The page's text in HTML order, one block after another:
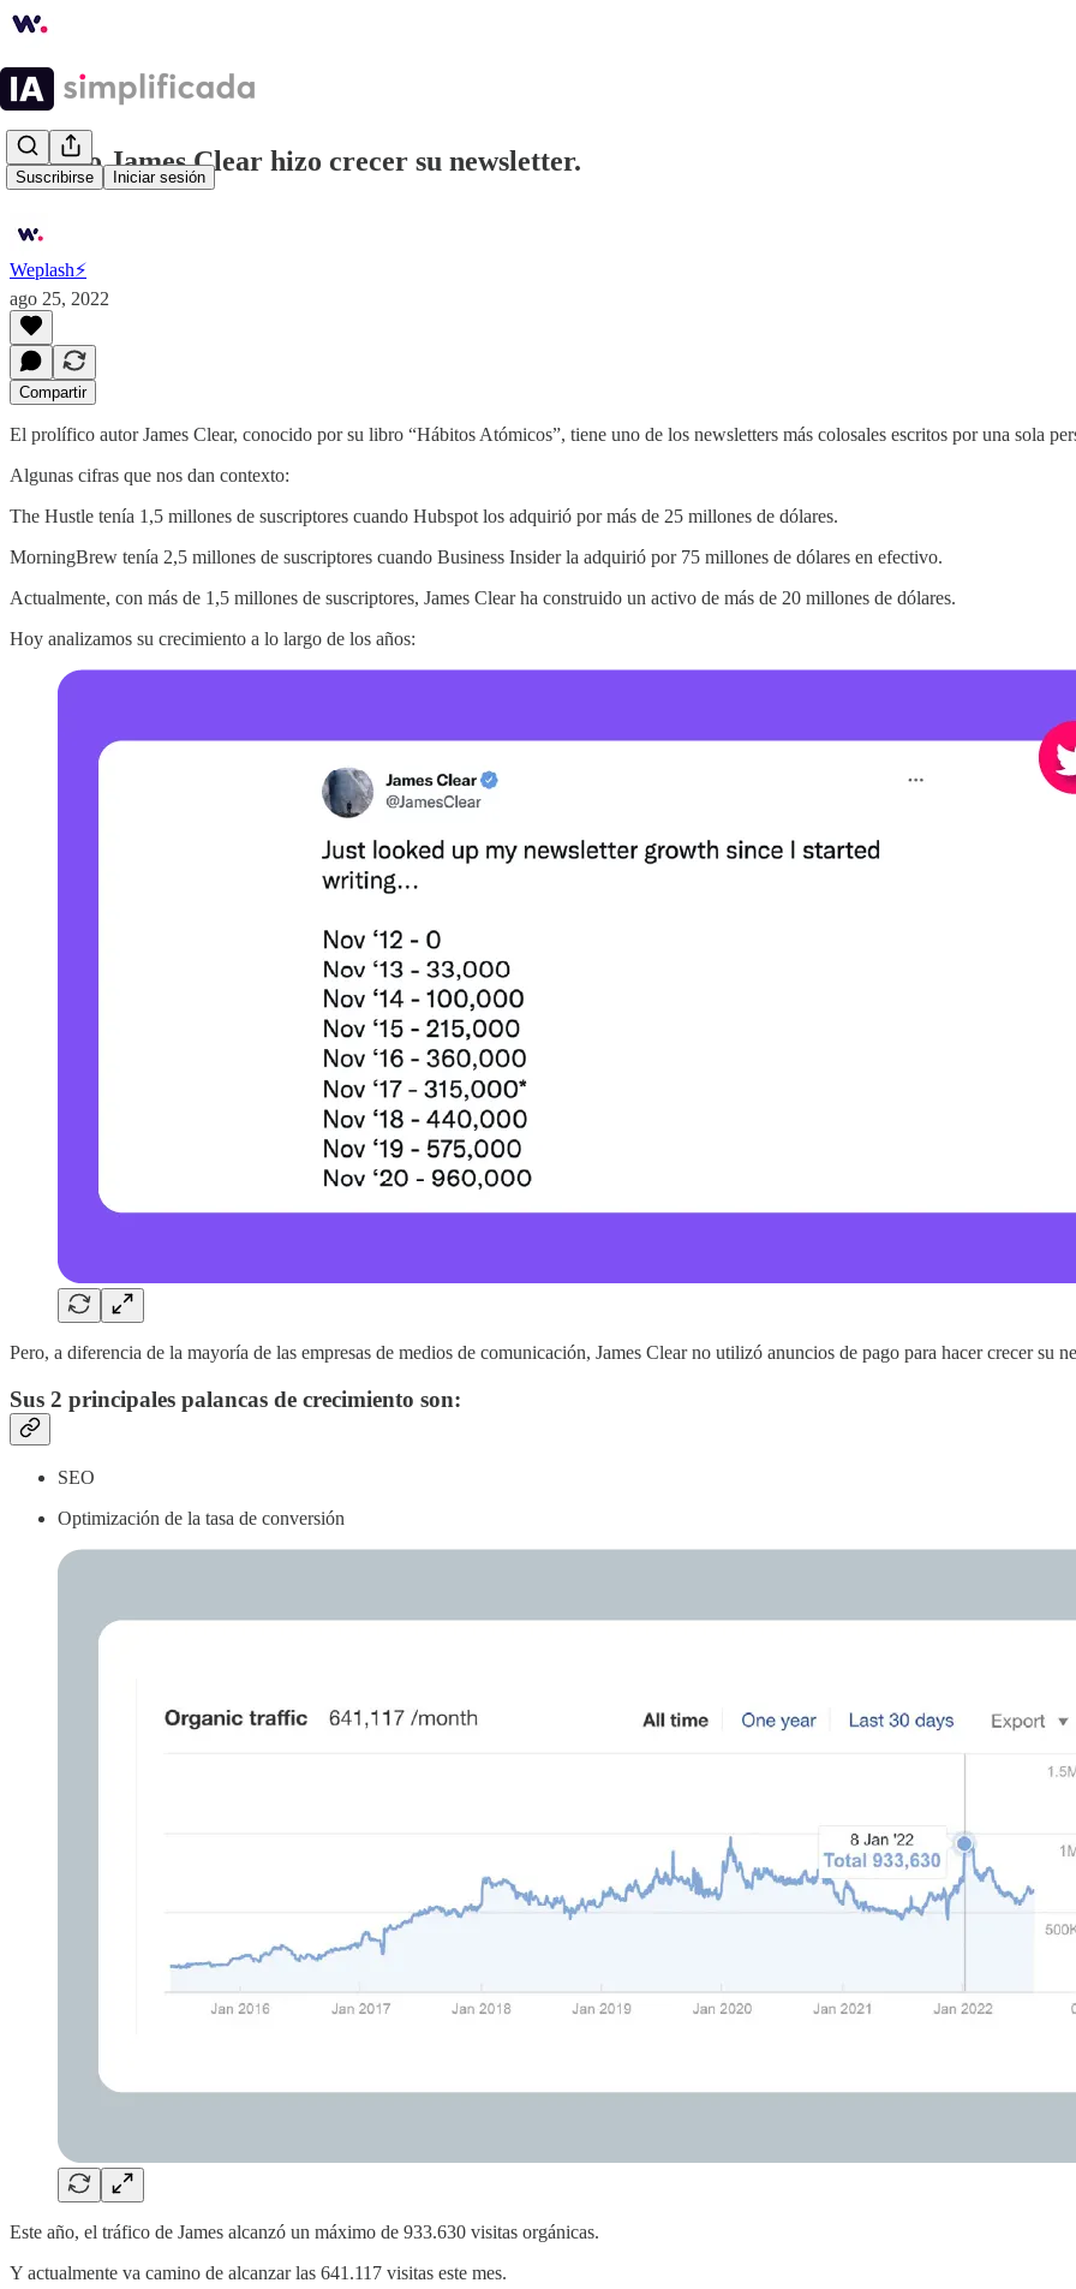
Suscribirse Iniciar sesión
⚡️Cómo James Clear hizo crecer su newsletter.
Weplash⚡️
ago 25, 2022
Compartir
El prolífico autor James Clear, conocido por su libro “Hábitos Atómicos”, tiene uno de los newsletters más colosales escritos por una sola
Algunas cifras que nos dan contexto:
The Hustle tenía 1,5 millones de suscriptores cuando Hubspot los adquirió por más de 25 millones de dólares.
MorningBrew tenía 2,5 millones de suscriptores cuando Business Insider la adquirió por 75 millones de dólares en efectivo.
Actualmente, con más de 1,5 millones de suscriptores, James Clear ha construido un activo de más de 20 millones de dólares.
Hoy analizamos su crecimiento a lo largo de los años:
Pero, a diferencia de la mayoría de las empresas de medios de comunicación, James Clear no utilizó anuncios de pago para hacer crecer su
Sus 2 principales palancas de crecimiento son:
SEO
Optimización de la tasa de conversión
Este año, el tráfico de James alcanzó un máximo de 933.630 visitas orgánicas.
Y actualmente va camino de alcanzar las 641.117 visitas este mes.